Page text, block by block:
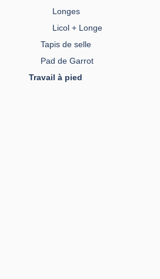
Longes
Licol + Longe
Tapis de selle
Pad de Garrot
Travail à pied